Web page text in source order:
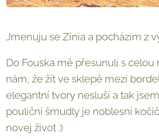
Jmenuju se Zinia a pocházim z
Do Fouska mě přesunuli s celou
nám, že žít ve sklepě mezi
elegantní tvory nesluší a tak
pouliční šmudly je noblesní
novej život :)